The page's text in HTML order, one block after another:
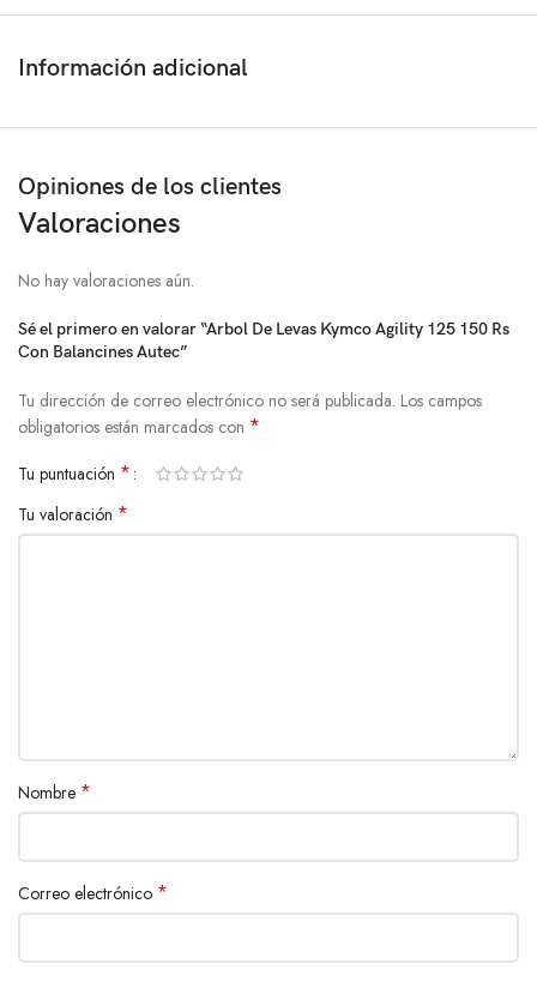
Información adicional
Opiniones de los clientes
Valoraciones
No hay valoraciones aún.
Sé el primero en valorar “Arbol De Levas Kymco Agility 125 150 Rs
Con Balancines Autec”
Tu dirección de correo electrónico no será publicada. Los campos
obligatorios están marcados con *
Tu puntuación *
Tu valoración *
Nombre *
Correo electrónico *